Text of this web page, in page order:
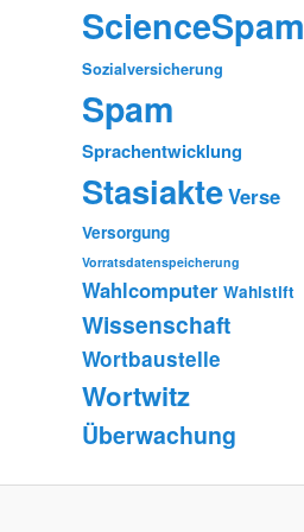
ScienceSpam
Sozialversicherung
Spam
Sprachentwicklung
StasiakteVerse
Versorgung
Vorratsdatenspeicherung
Wahlcomputer Wahlstift
Wissenschaft
Wortbaustelle
Wortwitz
Überwachung